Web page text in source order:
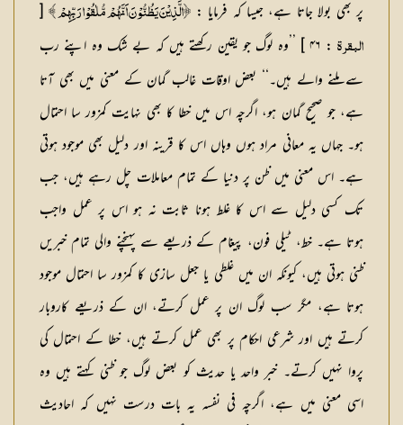
پر بھی بولا جاتا ہے، جیسا کہ فرمایا : ﴿الَّذِيْنَ يَظُنُّوْنَ اَنَّهُمْ مُّلٰقُوْا رَبِّهِمْ ﴾[
البقرۃ
: ۴۶ ] ’’وہ لوگ جو یقین رکھتے ہیں کہ بے شک وہ اپنے رب
سے ملنے والے ہیں۔‘‘ بعض اوقات غالب گمان کے معنی میں بھی آتا
ہے، جو صحیح گمان ہو، اگرچہ اس میں خطا کا بھی نہایت کمزور سا احتمال
ہو۔ جہاں یہ معانی مراد ہوں وہاں اس کا قرینہ اور دلیل بھی موجود ہوتی
ہے۔ اس معنی میں ظن پر دنیا کے تمام معاملات چل رہے ہیں، جب
تک کسی دلیل سے اس کا غلط ہونا ثابت نہ ہو اس پر عمل واجب
ہوتا ہے۔ خط، ٹیلی فون، پیغام کے ذریعے سے پہنچنے والی تمام خبریں
ظنی ہوتی ہیں، کیونکہ ان میں غلطی یا جعل سازی کا کمزور سا احتمال موجود
ہوتا ہے، مگر سب لوگ ان پر عمل کرتے، ان کے ذریعے کاروبار
کرتے ہیں اور شرعی احکام پر بھی عمل کرتے ہیں، خطا کے احتمال کی
پروا نہیں کرتے۔ خبر واحد یا حدیث کو بعض لوگ جو ظنی کہتے ہیں وہ
اسی معنی میں ہے، اگرچہ فی نفسہ یہ بات درست نہیں کہ احادیث